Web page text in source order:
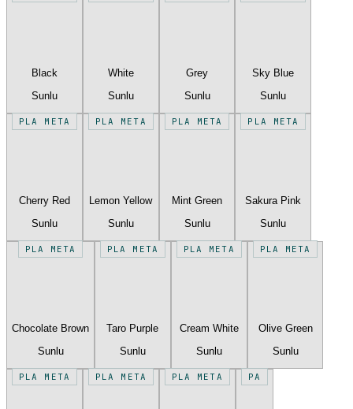
Black
Sunlu
White
Sunlu
Grey
Sunlu
Sky Blue
Sunlu
PLA META
Cherry Red
Sunlu
PLA META
Lemon Yellow
Sunlu
PLA META
Mint Green
Sunlu
PLA META
Sakura Pink
Sunlu
PLA META
Chocolate Brown
Sunlu
PLA META
Taro Purple
Sunlu
PLA META
Cream White
Sunlu
PLA META
Olive Green
Sunlu
PLA META PLA META PLA META PA